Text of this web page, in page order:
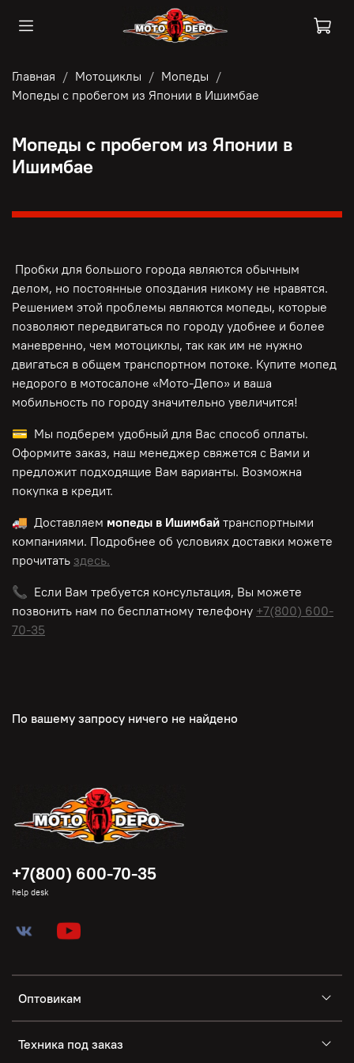
Главная Мотоциклы
Мопеды
Мопеды с пробегом из Японии в Ишимбае
Мопеды с пробегом из Японии в
Ишимбае
Пробки для большого города являются обычным
делом, но постоянные опоздания никому не нравятся.
Решением этой проблемы являются мопеды, которые
позволяют передвигаться по городу удобнее и более
маневренно, чем мотоциклы, так как им не нужно
двигаться в общем транспортном потоке. Купите мопед
недорого в мотосалоне «Мото-Депо» и ваша
мобильность по городу значительно увеличится!
💳 Мы подберем удобный для Вас способ оплаты.
Оформите заказ, наш менеджер свяжется с Вами и
предложит подходящие Вам варианты. Возможна
покупка в кредит.
🚚 Доставляем мопеды в Ишимбай транспортными
компаниями. Подробнее об условиях доставки можете
прочитать здесь.
📞 Если Вам требуется консультация, Вы можете
позвонить нам по бесплатному телефону +7(800) 600-
70-35
По вашему запросу ничего не найдено
Оптовикам
Техника под заказ
+7(800) 600-70-35
help desk